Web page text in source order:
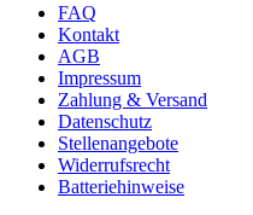
FAQ
Kontakt
AGB
Impressum
Zahlung & Versand
Datenschutz
Stellenangebote
Widerrufsrecht
Batteriehinweise